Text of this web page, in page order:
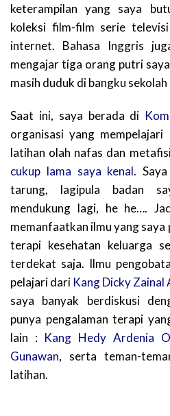
keterampilan yang saya
koleksi film-film serie
internet. Bahasa Inggris
mengajar tiga orang putri
masih duduk di bangku sekolah
Saat ini, saya berada di
organisasi yang
latihan olah nafas dan
cukup lama saya kenal.
tarung, lagipula badan
mendukung lagi, he he….
memanfaatkan ilmu yang
terapi kesehatan keluarga
terdekat saja. Ilmu
pelajari dari Kang Dicky Zainal
saya banyak berdiskusi
punya pengalaman terapi
lain : Kang Hedy Ardenia
Gunawan, serta teman-
latihan.